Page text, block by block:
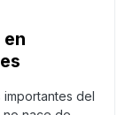
importantes del